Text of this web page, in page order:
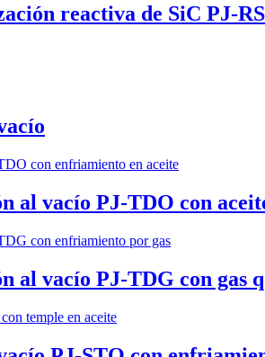
reactiva de SiC PJ-
al vacío PJ-TDO con
al vacío PJ-TDG con gas